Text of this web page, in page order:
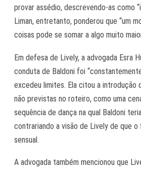
provar assédio, descrevendo-as como
Liman, entretanto, ponderou que “um
coisas pode se somar a algo muito
Em defesa de Lively, a advogada Esra
conduta de Baldoni foi
excedeu limites. Ela citou a introdução
não previstas no roteiro, como uma
sequência de dança na qual Baldoni
contrariando a visão de Lively de que o
sensual.
A advogada também mencionou que